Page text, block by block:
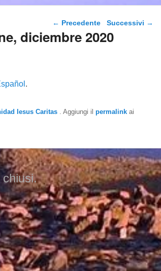
Navigazione articolo
← Precedente Successivi →
diciembre 2020
.
Iesus Caritas . Aggiungi il permalink ai